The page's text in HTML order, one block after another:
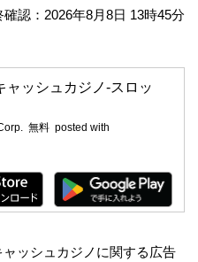
確認：2026年8月8日 13時45分
ャッシュカジノ-スロッ
無料 posted with
ッシュカジノに関する広告